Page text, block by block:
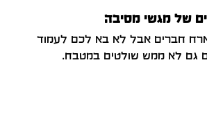
חברים אבל לא בא לכם לעמוד
גם לא ממש שולטים במטבח.